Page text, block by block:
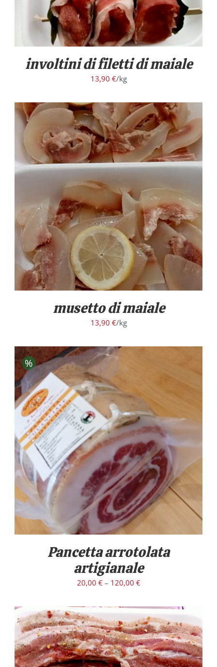
involtini di filetti di maiale
13,90 €/kg
DETTAGLI
musetto di maiale
13,90 €/kg
%
/ DETTAGLI
Pancetta arrotolata
artigianale
20,00 €– 120,00 €